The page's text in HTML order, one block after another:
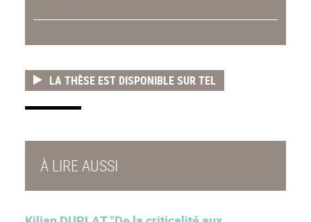
LA THÈSE EST DISPONIBLE SUR TEL
À LIRE AUSSI